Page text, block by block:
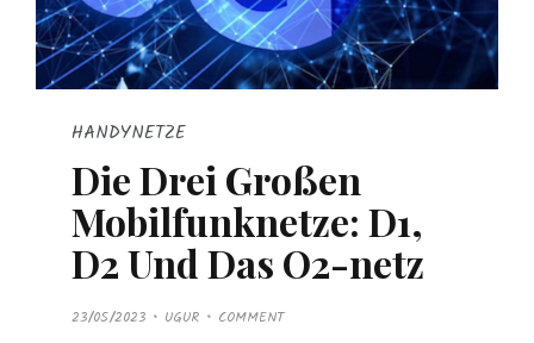
HANDYNETZE
Die Drei Großen
Mobilfunknetze: D1,
D2 Und Das O2-netz
P
O
23/05/2023 UGUR COMMENT